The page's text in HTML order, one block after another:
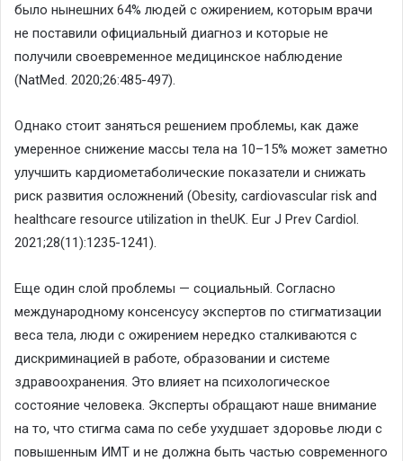
было нынешних 64% людей с ожирением, которым врачи
не поставили официальный диагноз и которые не
получили своевременное медицинское наблюдение
(NatMed. 2020;26:485-497).
Однако стоит заняться решением проблемы, как даже
умеренное снижение массы тела на 10–15% может заметно
улучшить кардиометаболические показатели и снижать
риск развития осложнений (Obesity, cardiovascular risk and
healthcare resource utilization in theUK. Eur J Prev Cardiol.
2021;28(11):1235-1241).
Еще один слой проблемы — социальный. Согласно
международному консенсусу экспертов по стигматизации
веса тела, люди с ожирением нередко сталкиваются с
дискриминацией в работе, образовании и системе
здравоохранения. Это влияет на психологическое
состояние человека. Эксперты обращают наше внимание
на то, что стигма сама по себе ухудшает здоровье люди с
повышенным ИМТ и не должна быть частью современного